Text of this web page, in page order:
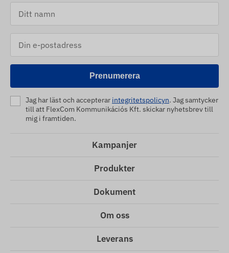
Prenumerera
Jag har läst och accepterar integritetspolicyn. Jag samtycker
till att FlexCom Kommunikációs Kft. skickar nyhetsbrev till
mig i framtiden.
Kampanjer
Produkter
Dokument
Om oss
Leverans